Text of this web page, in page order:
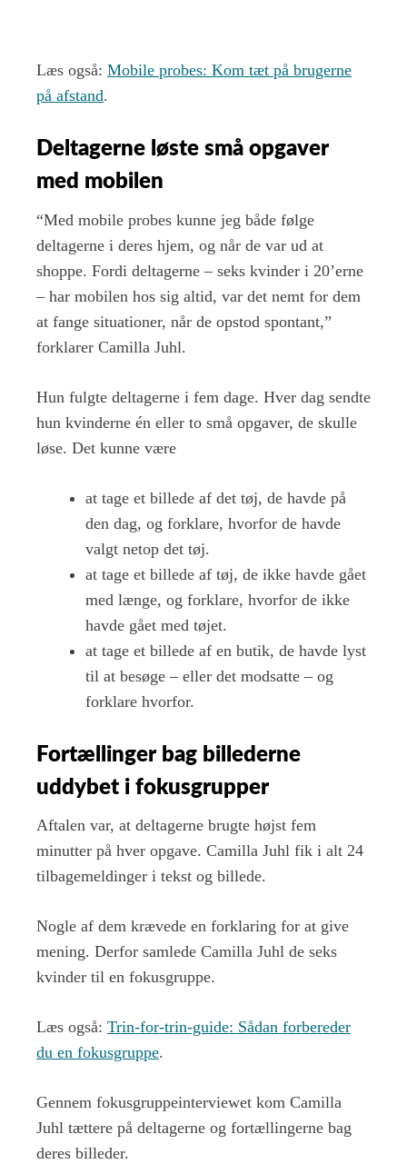
Læs også: Mobile probes: Kom tæt på brugerne
på afstand.
Deltagerne løste små opgaver
med mobilen
“Med mobile probes kunne jeg både følge
deltagerne i deres hjem, og når de var ud at
shoppe. Fordi deltagerne – seks kvinder i 20’erne
– har mobilen hos sig altid, var det nemt for dem
at fange situationer, når de opstod spontant,”
forklarer Camilla Juhl.
Hun fulgte deltagerne i fem dage. Hver dag sendte
hun kvinderne én eller to små opgaver, de skulle
løse. Det kunne være
at tage et billede af det tøj, de havde på
den dag, og forklare, hvorfor de havde
valgt netop det tøj.
at tage et billede af tøj, de ikke havde gået
med længe, og forklare, hvorfor de ikke
havde gået med tøjet.
at tage et billede af en butik, de havde lyst
til at besøge – eller det modsatte – og
forklare hvorfor.
Fortællinger bag billederne
uddybet i fokusgrupper
Aftalen var, at deltagerne brugte højst fem
minutter på hver opgave. Camilla Juhl fik i alt 24
tilbagemeldinger i tekst og billede.
Nogle af dem krævede en forklaring for at give
mening. Derfor samlede Camilla Juhl de seks
kvinder til en fokusgruppe.
Læs også: Trin-for-trin-guide: Sådan forbereder
du en fokusgruppe.
Gennem fokusgruppeinterviewet kom Camilla
Juhl tættere på deltagerne og fortællingerne bag
deres billeder.